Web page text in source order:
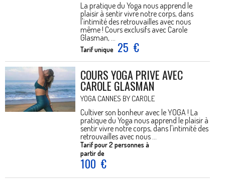
La pratique du Yoga nous apprend le
plaisir à sentir vivre notre corps, dans
l'intimité des retrouvailles avec nous
même ! Cours exclusifs avec Carole
Glasman, ...
Tarif unique 25 €
COURS YOGA PRIVE AVEC
CAROLE GLASMAN
YOGA CANNES BY CAROLE
Cultiver son bonheur avec le YOGA ! La
pratique du Yoga nous apprend le plaisir à
sentir vivre notre corps, dans l'intimité des
retrouvailles avec nous ...
Tarif pour 2 personnes à
partir de
100 €